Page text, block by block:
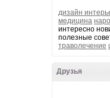
дизайн
медицина
интересно
полезные
траволечение
Друзья